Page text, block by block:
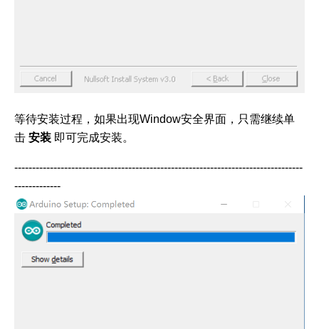
等待安装过程，如果出现Window安全界面，只需继续单
击 安装 即可完成安装。
---------------------------------------------------------------------------------
-------------